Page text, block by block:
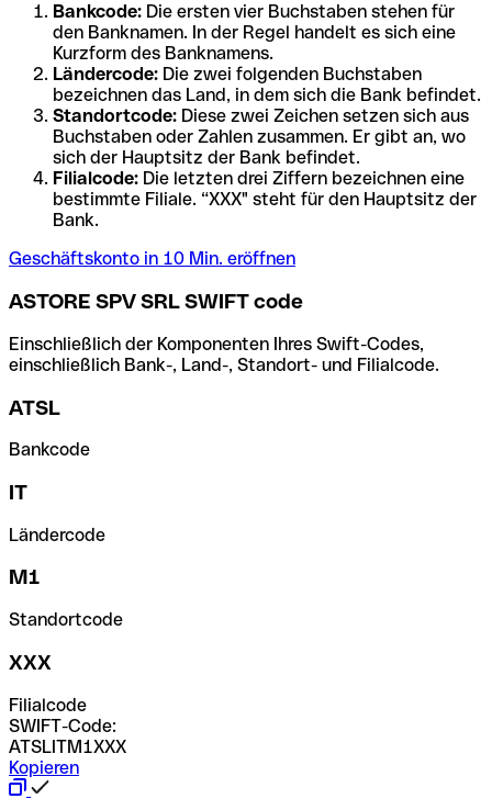
Bankcode: Die ersten vier Buchstaben stehen für
den Banknamen. In der Regel handelt es sich eine
Kurzform des Banknamens.
Ländercode: Die zwei folgenden Buchstaben
bezeichnen das Land, in dem sich die Bank befindet.
Standortcode: Diese zwei Zeichen setzen sich aus
Buchstaben oder Zahlen zusammen. Er gibt an, wo
sich der Hauptsitz der Bank befindet.
Filialcode: Die letzten drei Ziffern bezeichnen eine
bestimmte Filiale. “XXX" steht für den Hauptsitz der
Bank.
Geschäftskonto in 10 Min. eröffnen
ASTORE SPV SRL SWIFT code
Einschließlich der Komponenten Ihres Swift-Codes,
einschließlich Bank-, Land-, Standort- und Filialcode.
ATSL
Bankcode
IT
Ländercode
M1
Standortcode
XXX
Filialcode
SWIFT-Code:
ATSLITM1XXX
Kopieren